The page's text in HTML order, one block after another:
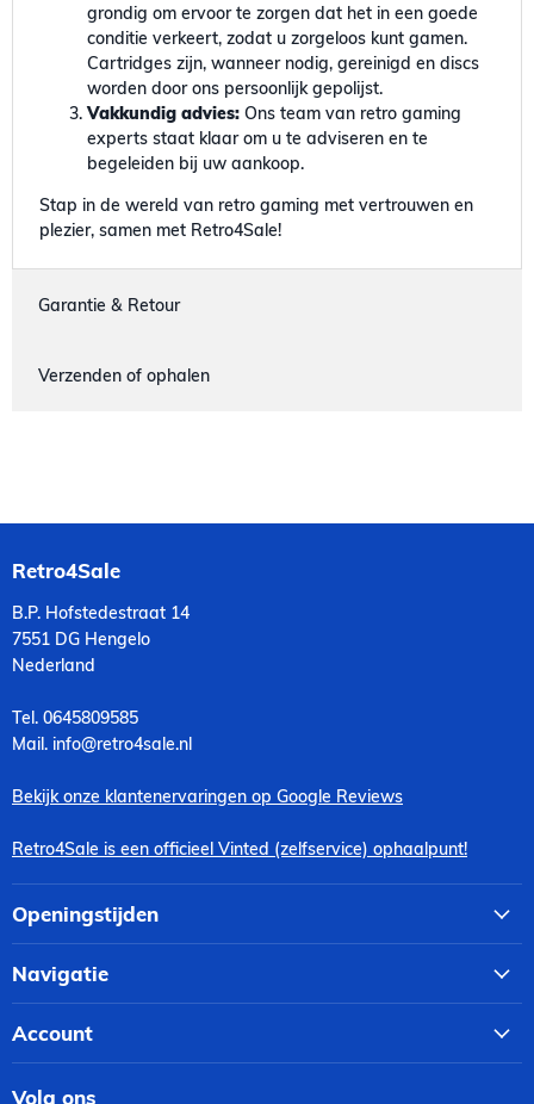
grondig om ervoor te zorgen dat het in een goede
conditie verkeert, zodat u zorgeloos kunt gamen.
Cartridges zijn, wanneer nodig, gereinigd en discs
worden door ons persoonlijk gepolijst.
Vakkundig advies:Ons team van retro gaming
experts staat klaar om u te adviseren en te
begeleiden bij uw aankoop.
Stap in de wereld van retro gaming met vertrouwen en
plezier, samen met Retro4Sale!
Garantie & Retour
Verzenden of ophalen
Retro4Sale
B.P. Hofstedestraat 14
7551 DG Hengelo
Nederland
Tel. 0645809585
Mail. info@retro4sale.nl
Bekijk onze klantenervaringen op Google Reviews
Retro4Sale is een officieel Vinted (zelfservice) ophaalpunt!
Openingstijden
Navigatie
Account
Volg ons